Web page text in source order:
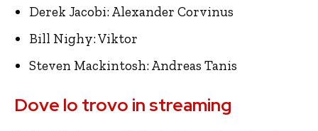
Derek Jacobi: Alexander Corvinus
Bill Nighy: Viktor
Steven Mackintosh: Andreas Tanis
Dove lo trovo in streaming